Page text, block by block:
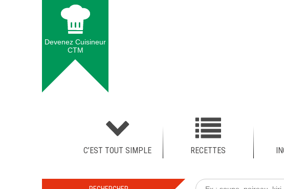
Devenez Cuisineur
CTM
C’EST TOUT SIMPLE RECETTES